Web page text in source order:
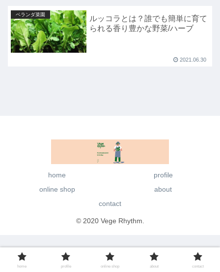
ベランダ菜園
ルッコラとは？誰でも簡単に育て
られる香り豊かな野菜/ハーブ
2021.06.30
home
profile
online shop
about
contact
© 2020 Vege Rhythm.
home profile online shop about contact